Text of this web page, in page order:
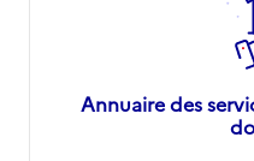
Annuaire des